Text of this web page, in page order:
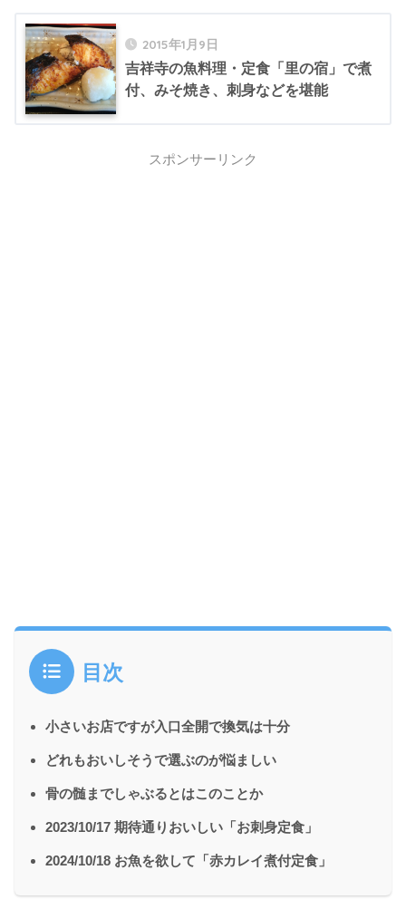
2015年1月9日
吉祥寺の魚料理・定食「里の宿」で煮
付、みそ焼き、刺身などを堪能
スポンサーリンク
目次
小さいお店ですが入口全開で換気は十分
どれもおいしそうで選ぶのが悩ましい
骨の髄までしゃぶるとはこのことか
2023/10/17 期待通りおいしい「お刺身定食」
2024/10/18 お魚を欲して「赤カレイ煮付定食」